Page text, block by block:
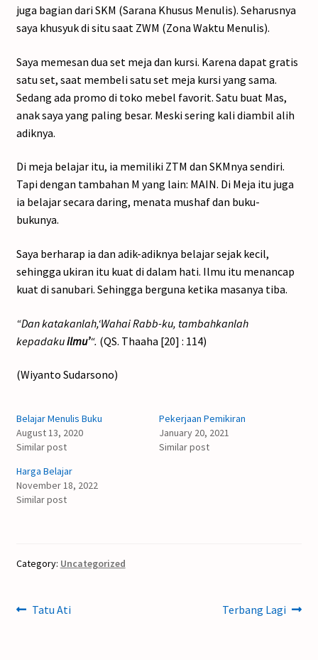
juga bagian dari SKM (Sarana Khusus Menulis). Seharusnya
saya khusyuk di situ saat ZWM (Zona Waktu Menulis).
Saya memesan dua set meja dan kursi. Karena dapat gratis
satu set, saat membeli satu set meja kursi yang sama.
Sedang ada promo di toko mebel favorit. Satu buat Mas,
anak saya yang paling besar. Meski sering kali diambil alih
adiknya.
Di meja belajar itu, ia memiliki ZTM dan SKMnya sendiri.
Tapi dengan tambahan M yang lain: MAIN. Di Meja itu juga
ia belajar secara daring, menata mushaf dan buku-
bukunya.
Saya berharap ia dan adik-adiknya belajar sejak kecil,
sehingga ukiran itu kuat di dalam hati. Ilmu itu menancap
kuat di sanubari. Sehingga berguna ketika masanya tiba.
“Dan katakanlah,‘Wahai Rabb-ku, tambahkanlah
kepadakuilmu’“. (QS. Thaaha [20] : 114)
(Wiyanto Sudarsono)
Belajar Menulis Buku
August 13, 2020
Similar post
Pekerjaan Pemikiran
January 20, 2021
Similar post
Harga Belajar
November 18, 2022
Similar post
Category: Uncategorized
Post
Previous
Tatu Ati
Next
Terbang Lagi